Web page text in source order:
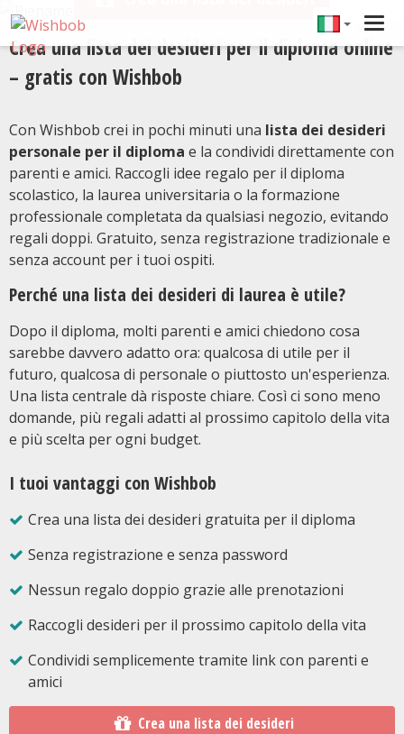
Crea una lista dei desideri per il diploma online
– gratis con Wishbob
Con Wishbob crei in pochi minuti una lista dei desideri
personale per il diploma e la condividi direttamente con
parenti e amici. Raccogli idee regalo per il diploma
scolastico, la laurea universitaria o la formazione
professionale completata da qualsiasi negozio, evitando
regali doppi. Gratuito, senza registrazione tradizionale e
senza account per i tuoi ospiti.
Perché una lista dei desideri di laurea è utile?
Dopo il diploma, molti parenti e amici chiedono cosa
sarebbe davvero adatto ora: qualcosa di utile per il
futuro, qualcosa di personale o piuttosto un'esperienza.
Una lista centrale dà risposte chiare. Così ci sono meno
domande, più regali adatti al prossimo capitolo della vita
e più scelta per ogni budget.
I tuoi vantaggi con Wishbob
Crea una lista dei desideri gratuita per il diploma
Senza registrazione e senza password
Nessun regalo doppio grazie alle prenotazioni
Raccogli desideri per il prossimo capitolo della vita
Condividi semplicemente tramite link con parenti e
amici
Crea una lista dei desideri